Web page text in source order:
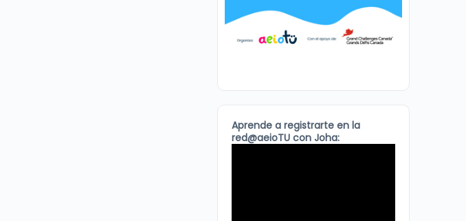
Aprende a registrarte en la
red@aeioTU con Joha: